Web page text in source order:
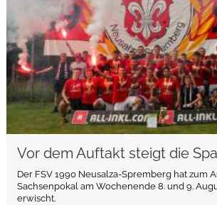
Vor dem Auftakt steigt die
Der FSV 1990 Neusalza-Spremberg hat zum
Sachsenpokal am Wochenende 8. und 9.
erwischt.